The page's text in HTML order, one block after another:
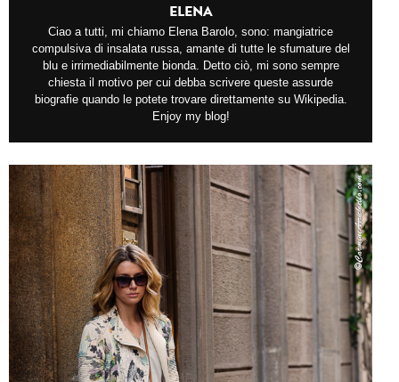
ELENA
Ciao a tutti, mi chiamo Elena Barolo, sono: mangiatrice
compulsiva di insalata russa, amante di tutte le sfumature del
blu e irrimediabilmente bionda. Detto ciò, mi sono sempre
chiesta il motivo per cui debba scrivere queste assurde
biografie quando le potete trovare direttamente su Wikipedia.
Enjoy my blog!